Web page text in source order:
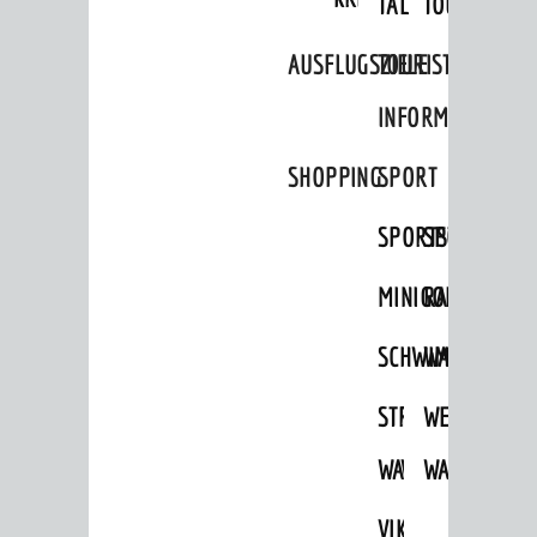
AUSFLUGSZIELE
TOURIST
INFORMATION
SHOPPINGSPORT
SPORTSTÄTTEN
MINIGOLFRADFAHREN
SCHWIMMEN
STRANDBAD
WAIDSEE
TSG
VIKTOR-
WANDERN
WEINHEIMER